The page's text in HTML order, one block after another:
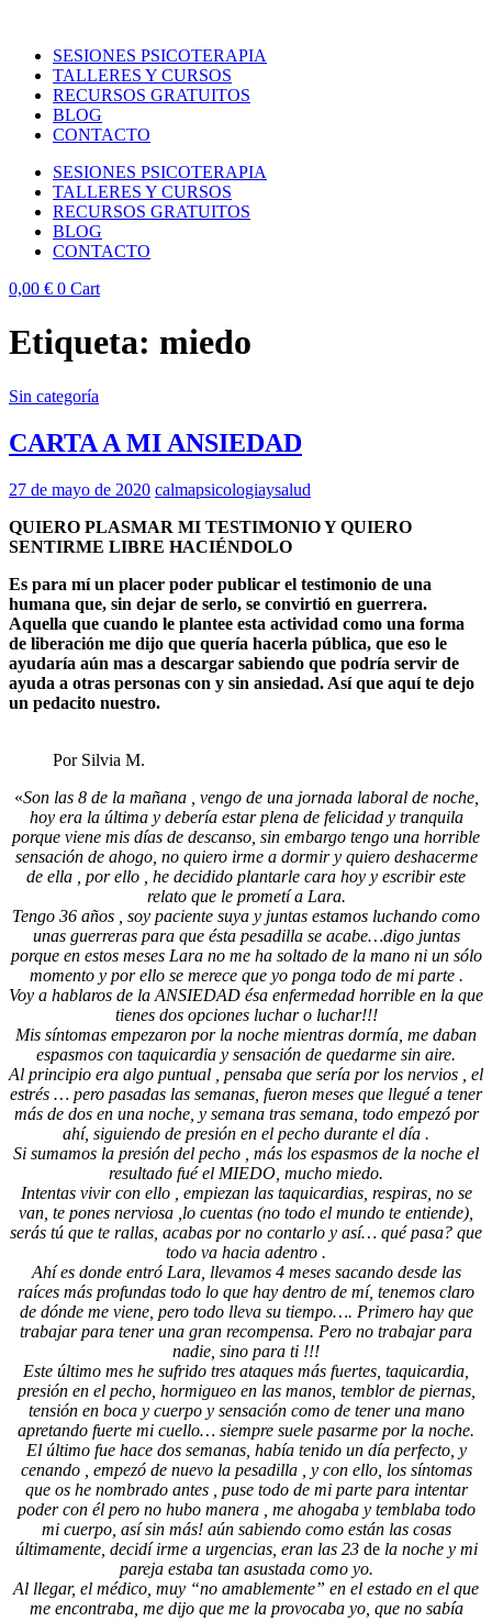
SESIONES PSICOTERAPIA
TALLERES Y CURSOS
RECURSOS GRATUITOS
BLOG
CONTACTO
SESIONES PSICOTERAPIA
TALLERES Y CURSOS
RECURSOS GRATUITOS
BLOG
CONTACTO
0,00 € 0 Cart
Etiqueta: miedo
Sin categoría
CARTA A MI ANSIEDAD
27 de mayo de 2020 calmapsicologiaysalud
QUIERO PLASMAR MI TESTIMONIO Y QUIERO
SENTIRME LIBRE HACIÉNDOLO
Es para mí un placer poder publicar el testimonio de una
humana que, sin dejar de serlo, se convirtió en guerrera.
Aquella que cuando le plantee esta actividad como una forma
de liberación me dijo que quería hacerla pública, que eso le
ayudaría aún mas a descargar sabiendo que podría servir de
ayuda a otras personas con y sin ansiedad. Así que aquí te dejo
un pedacito nuestro.
Por Silvia M.
«Son las 8 de la mañana , vengo de una jornada laboral de noche,
hoy era la última y debería estar plena de felicidad y tranquila
porque viene mis días de descanso, sin embargo tengo una horrible
sensación de ahogo, no quiero irme a dormir y quiero deshacerme
de ella , por ello , he decidido plantarle cara hoy y escribir este
relato que le prometí a Lara.
Tengo 36 años , soy paciente suya y juntas estamos luchando como
unas guerreras para que ésta pesadilla se acabe…digo juntas
porque en estos meses Lara no me ha soltado de la mano ni un sólo
momento y por ello se merece que yo ponga todo de mi parte .
Voy a hablaros de la ANSIEDAD ésa enfermedad horrible en la que
tienes dos opciones luchar o luchar!!!
Mis síntomas empezaron por la noche mientras dormía, me daban
espasmos con taquicardia y sensación de quedarme sin aire.
Al principio era algo puntual , pensaba que sería por los nervios , el
estrés … pero pasadas las semanas, fueron meses que llegué a tener
más de dos en una noche, y semana tras semana, todo empezó por
ahí, siguiendo de presión en el pecho durante el día .
Si sumamos la presión del pecho , más los espasmos de la noche el
resultado fué el MIEDO, mucho miedo.
Intentas vivir con ello , empiezan las taquicardias, respiras, no se
van, te pones nerviosa ,lo cuentas (no todo el mundo te entiende),
serás tú que te rallas, acabas por no contarlo y así… qué pasa? que
todo va hacia adentro .
Ahí es donde entró Lara, llevamos 4 meses sacando desde las
raíces más profundas todo lo que hay dentro de mí, tenemos claro
de dónde me viene, pero todo lleva su tiempo…. Primero hay que
trabajar para tener una gran recompensa. Pero no trabajar para
nadie, sino para ti !!!
Este último mes he sufrido tres ataques más fuertes, taquicardia,
presión en el pecho, hormigueo en las manos, temblor de piernas,
tensión en boca y cuerpo y sensación como de tener una mano
apretando fuerte mi cuello… siempre suele pasarme por la noche.
El último fue hace dos semanas, había tenido un día perfecto, y
cenando , empezó de nuevo la pesadilla , y con ello, los síntomas
que os he nombrado antes , puse todo de mi parte para intentar
poder con él pero no hubo manera , me ahogaba y temblaba todo
mi cuerpo, así sin más! aún sabiendo como están las cosas
últimamente, decidí irme a urgencias, eran las 23 de la noche y mi
pareja estaba tan asustada como yo.
Al llegar, el médico, muy “no amablemente” en el estado en el que
me encontraba, me dijo que me la provocaba yo, que no sabía